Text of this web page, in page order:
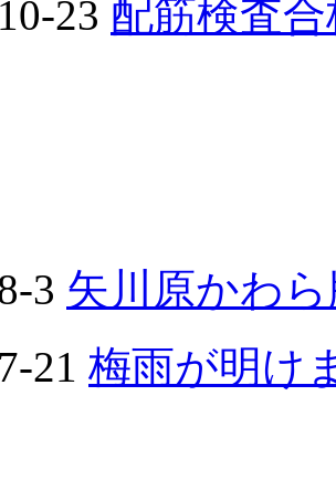
23 配筋検査
3 矢川原かわ
21 梅雨が明け